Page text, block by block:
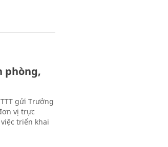
phòng,
gửi Trưởng
vị trực
triển khai